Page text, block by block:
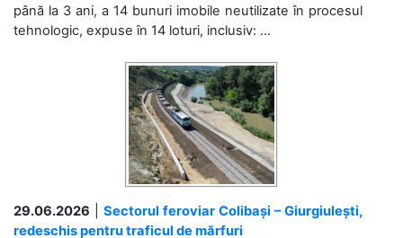
până la 3 ani, a 14 bunuri imobile neutilizate în procesul
tehnologic, expuse în 14 loturi, inclusiv: ...
29.06.2026
Sectorul feroviar Colibași – Giurgiulești,
redeschis pentru traficul de mărfuri